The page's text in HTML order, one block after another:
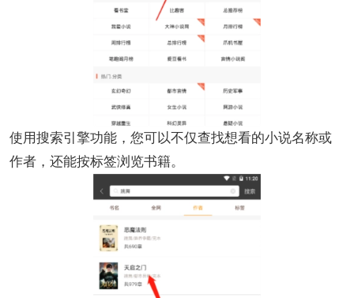
使用搜索引擎功能，您可以不仅查找想看的小说名称或
作者，还能按标签浏览书籍。